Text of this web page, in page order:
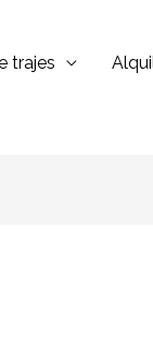
trajes